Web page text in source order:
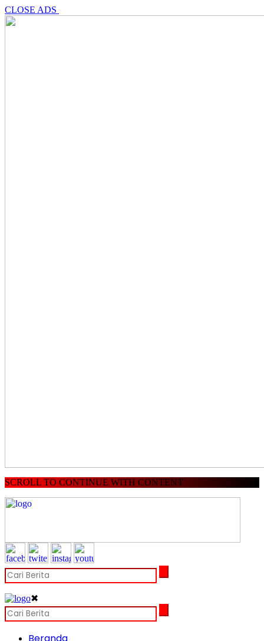
CLOSE ADS
SCROLL TO CONTINUE WITH CONTENT
✖